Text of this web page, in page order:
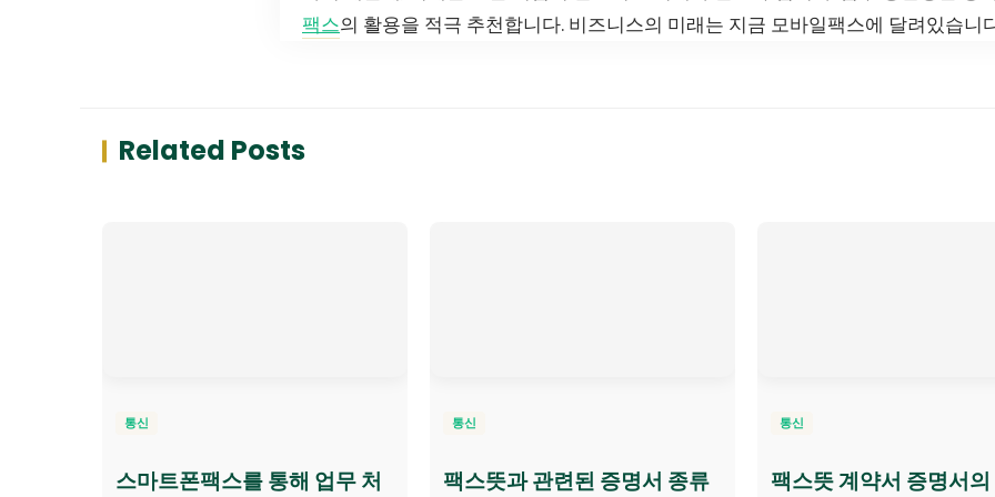
팩스의 활용을 적극 추천합니다. 비즈니스의 미래는 지금 모바일팩스에 달려있습니
Related Posts
통신
스마트폰팩스를 통해 업무 처
통신
팩스뜻과 관련된 증명서 종류
통신
팩스뜻 계약서 증명서